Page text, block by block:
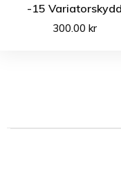
-15 Variatorskydd
300.00kr